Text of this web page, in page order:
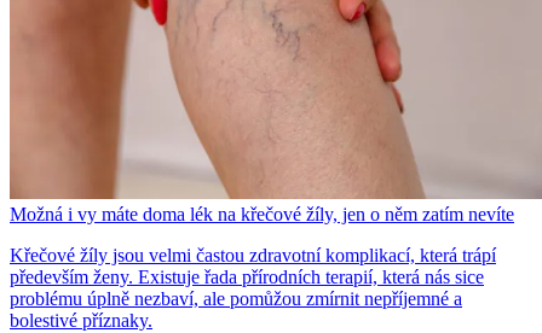
Možná i vy máte doma lék na křečové žíly, jen o něm zatím nevíte
Křečové žíly jsou velmi častou zdravotní komplikací, která trápí
především ženy. Existuje řada přírodních terapií, která nás sice
problému úplně nezbaví, ale pomůžou zmírnit nepříjemné a
bolestivé příznaky.